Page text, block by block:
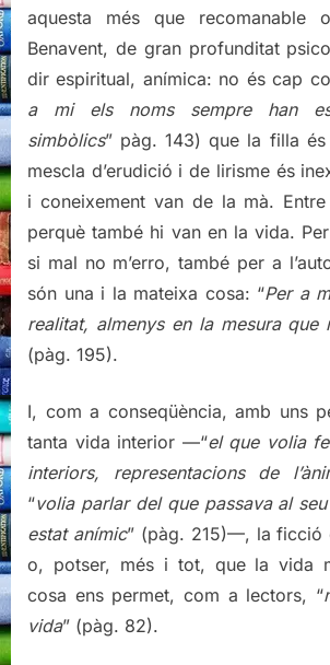
aquesta més que recomanable
Benavent, de gran profunditat
dir espiritual, anímica: no és cap
a mi els noms sempre han
simbòlics” pàg. 143) que la filla
mescla d’erudició i de lirisme és
i coneixement van de la mà. Entre
perquè també hi van en la vida.
si mal no m’erro, també per a
són una i la mateixa cosa: “Per a
realitat, almenys en la mesura que
(pàg. 195).
I, com a conseqüència, amb uns
tanta vida interior —“el que volia
interiors, representacions de
“volia parlar del que passava al
estat anímic” (pàg. 215)—, la ficció
o, potser, més i tot, que la vida
cosa ens permet, com a lectors, “
vida” (pàg. 82).